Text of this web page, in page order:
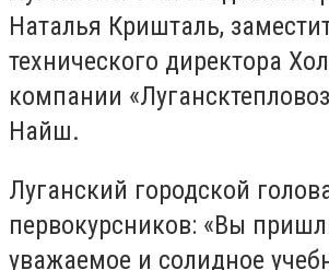
Наталья Кришталь,
технического директора
компании
Найш.
Луганский городской
первокурсников: «Вы
уважаемое и солидное